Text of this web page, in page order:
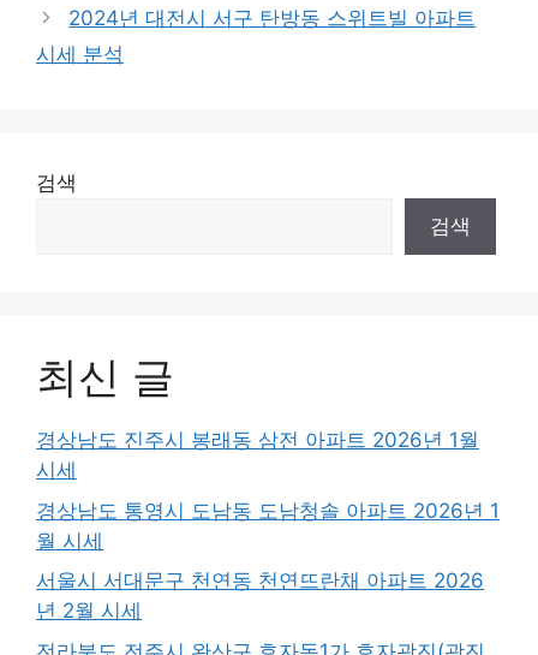
2024년 대전시 서구 탄방동 스위트빌 아파트
시세 분석
검색
검색
최신 글
경상남도 진주시 봉래동 삼전 아파트 2026년 1월
시세
경상남도 통영시 도남동 도남청솔 아파트 2026년 1
월 시세
서울시 서대문구 천연동 천연뜨란채 아파트 2026
년 2월 시세